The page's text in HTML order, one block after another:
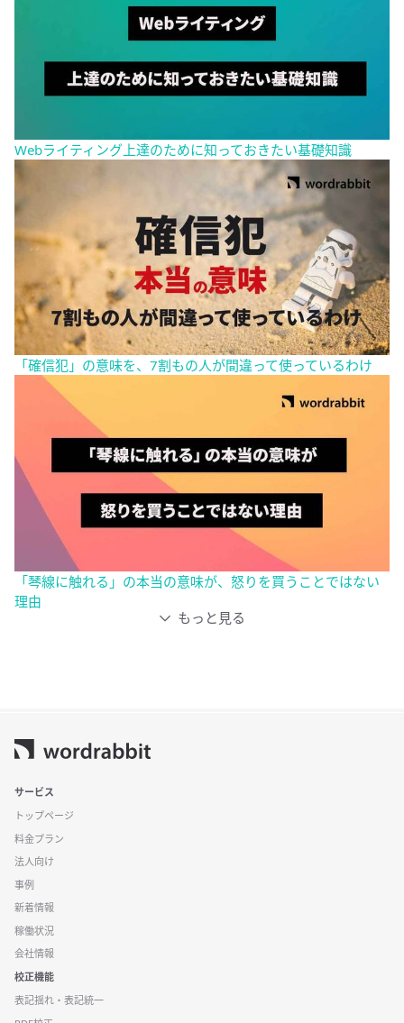
Webライティング上達のために知っておきたい基礎知識
「確信犯」の意味を、7割もの人が間違って使っているわけ
「琴線に触れる」の本当の意味が、怒りを買うことではない
理由
もっと見る
サービス
トップページ
料金プラン
法人向け
事例
新着情報
稼働状況
会社情報
校正機能
表記揺れ・表記統一